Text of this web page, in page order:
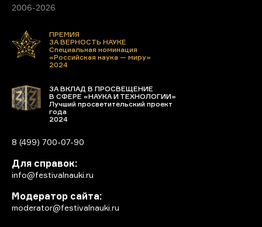
2006-2026
ПРЕМИЯ
ЗА ВЕРНОСТЬ НАУКЕ
Специальная номинация
«Российская наука — миру»
2024
ЗА ВКЛАД В ПРОСВЕЩЕНИЕ
В СФЕРЕ «НАУКА И ТЕХНОЛОГИИ»
Лучший просветительский проект
года
2024
8 (499) 700-07-90
Для справок:
info@festivalnauki.ru
Модератор сайта:
moderator@festivalnauki.ru